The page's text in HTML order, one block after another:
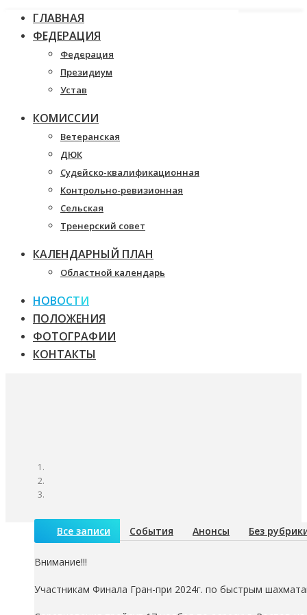
ГЛАВНАЯ
ФЕДЕРАЦИЯ
Федерация
Президиум
Устав
КОМИССИИ
Ветеранская
ДЮК
Судейско-квалификационная
Контрольно-ревизионная
Сельская
Тренерский совет
КАЛЕНДАРНЫЙ ПЛАН
Областной календарь
НОВОСТИ
ПОЛОЖЕНИЯ
ФОТОГРАФИИ
КОНТАКТЫ
Все записи События Анонсы Без
Внимание!!!
Участникам Финала Гран-при 2024г. по быстрым